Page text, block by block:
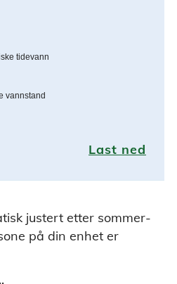
tidevann
vannstand
Last ned
justert etter sommer-
på din enhet er